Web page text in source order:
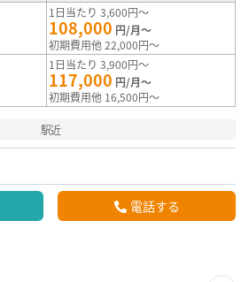
1日当たり 3,600円～
108,000 円/月～
初期費用他 22,000円～
1日当たり 3,900円～
117,000 円/月～
初期費用他 16,500円～
駅近
電話する